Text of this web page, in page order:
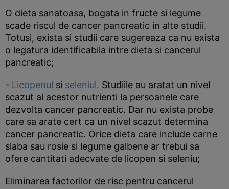
O dieta sanatoasa, bogata in fructe si legume
scade riscul de cancer pancreatic in alte studii.
Totusi, exista si studii care sugereaza ca nu exista
o legatura identificabila intre dieta si cancerul
pancreatic;
- Licopenul si seleniul. Studiile au aratat un nivel
scazut al acestor nutrienti la persoanele care
dezvolta cancer pancreatic. Dar nu exista probe
care sa arate cert ca un nivel scazut determina
cancer pancreatic. Orice dieta care include carne
slaba sau rosie si legume galbene ar trebui sa
ofere cantitati adecvate de licopen si seleniu;
Eliminarea factorilor de risc pentru cancerul